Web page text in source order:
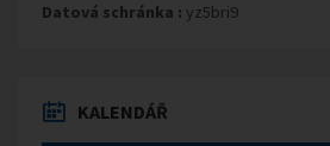
Datová schránka : yz5bri9
KALENDÁŘ